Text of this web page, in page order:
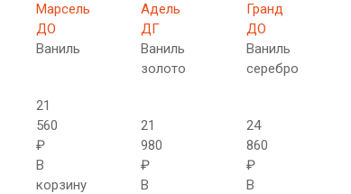
Марсель
ДО
Ваниль
21
560
₽
В
корзину
Адель
ДГ
Ваниль
золото
21
980
₽
В
Гранд
ДО
Ваниль
серебро
24
860
₽
В